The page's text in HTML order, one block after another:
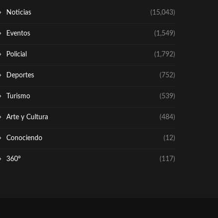
Noticias (15,043)
Eventos (1,549)
Policial (1,792)
Deportes (752)
Turismo (539)
Arte y Cultura (484)
Conociendo (12)
360º (117)